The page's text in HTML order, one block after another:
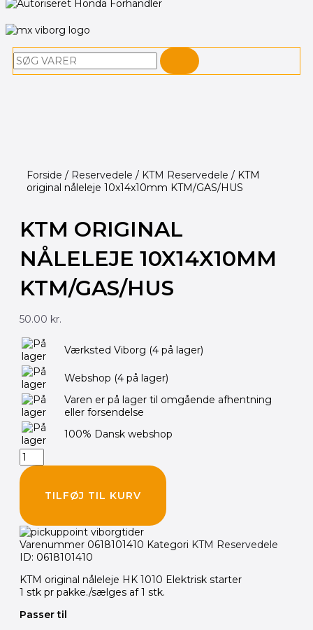
Søg
Forside / Reservedele / KTM Reservedele / KTM
original nåleleje 10x14x10mm KTM/GAS/HUS
KTM ORIGINAL
NÅLELEJE 10X14X10MM
KTM/GAS/HUS
50.00 kr.
Værksted Viborg (4 på lager)
Webshop (4 på lager)
Varen er på lager til omgående afhentning
eller forsendelse
100% Dansk webshop
KTM
original
nåleleje
10x14x10mm
KTM/GAS/HUS
antal
TILFØJ TIL KURV
Varenummer 0618101410 Kategori KTM Reservedele
ID: 0618101410
KTM original nåleleje HK 1010 Elektrisk starter
1 stk pr pakke./sælges af 1 stk.
Passer til